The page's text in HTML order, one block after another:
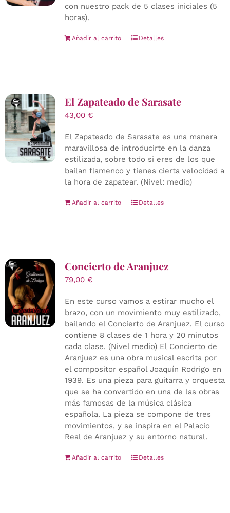
con nuestro pack de 5 clases iniciales (5
horas).
Añadir al carrito Detalles
El Zapateado de Sarasate
43,00 €
El Zapateado de Sarasate es una manera
maravillosa de introducirte en la danza
estilizada, sobre todo si eres de los que
bailan flamenco y tienes cierta velocidad a
la hora de zapatear. (Nivel: medio)
Añadir al carrito Detalles
Concierto de Aranjuez
79,00 €
En este curso vamos a estirar mucho el
brazo, con un movimiento muy estilizado,
bailando el Concierto de Aranjuez. El curso
contiene 8 clases de 1 hora y 20 minutos
cada clase. (Nivel medio) El Concierto de
Aranjuez es una obra musical escrita por
el compositor español Joaquín Rodrigo en
1939. Es una pieza para guitarra y orquesta
que se ha convertido en una de las obras
más famosas de la música clásica
española. La pieza se compone de tres
movimientos, y se inspira en el Palacio
Real de Aranjuez y su entorno natural.
Añadir al carrito Detalles